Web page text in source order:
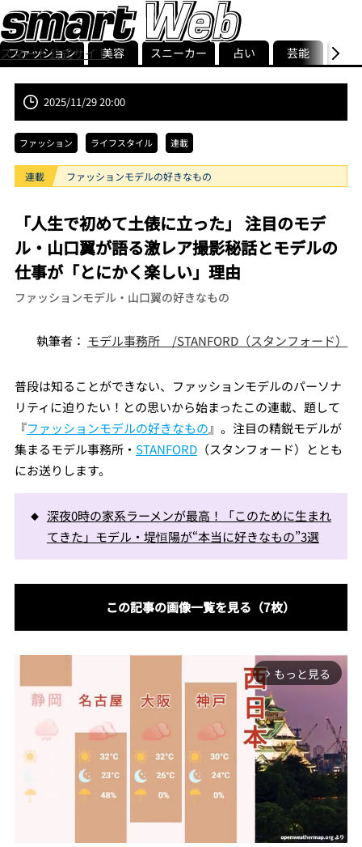
スマート公式サイト
smart最新号
記事一覧ランキング
ストリ
ファッション 美容 スニーカー 占い 芸能 グル
2025/11/29 20:00
ファッション ライフスタイル 連載
連載 ファッションモデルの好きなもの
「人生で初めて土俵に立った」 注目のモデ
ル・山口翼が語る激レア撮影秘話とモデルの
仕事が「とにかく楽しい」理由
ファッションモデル・山口翼の好きなもの
執筆者： モデル事務所 /STANFORD（スタンフォード）
普段は知ることができない、ファッションモデルのパーソナ
リティに迫りたい！との思いから始まったこの連載、題して
『ファッションモデルの好きなもの』。注目の精鋭モデルが
集まるモデル事務所・ STANFORD（スタンフォード）ととも
にお送りします。
深夜0時の家系ラーメンが最高！「このために生まれ
てきた」モデル・堤恒陽が“本当に好きなもの”3選
この記事の画像一覧を見る（7枚）
arrow_forward_ios もっと見る